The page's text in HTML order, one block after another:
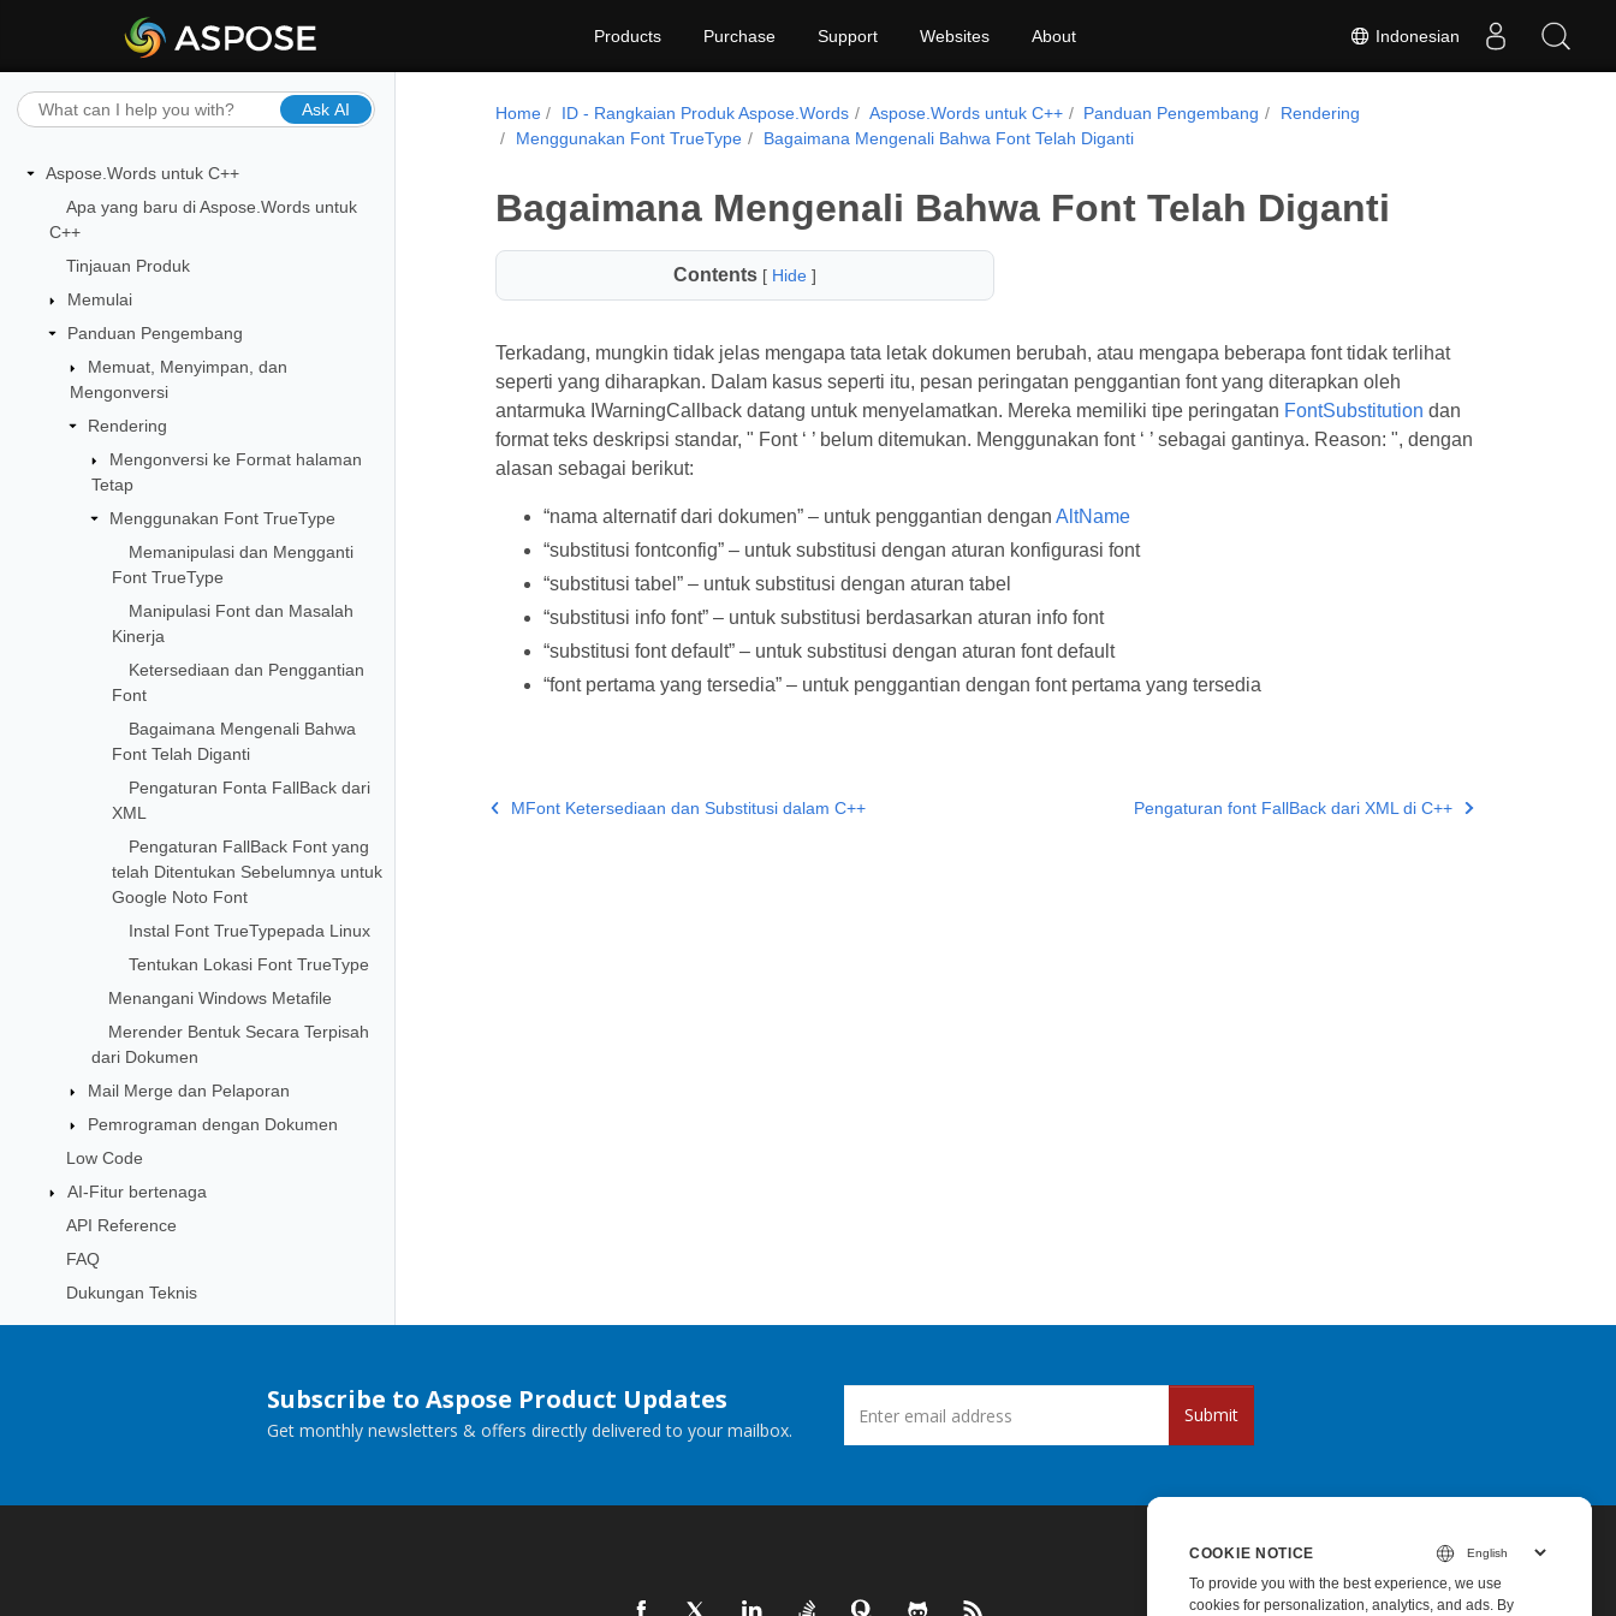
Indonesian
Products Purchase Support Websites About
Ask AI
Aspose.Words untuk C++
Apa yang baru di Aspose.Words untuk
C++
Tinjauan Produk
Memulai
Panduan Pengembang
Memuat, Menyimpan, dan
Mengonversi
Rendering
Mengonversi ke Format halaman
Tetap
Menggunakan Font TrueType
Memanipulasi dan Mengganti
Font TrueType
Manipulasi Font dan Masalah
Kinerja
Ketersediaan dan Penggantian
Font
Bagaimana Mengenali Bahwa
Font Telah Diganti
Pengaturan Fonta FallBack dari
XML
Pengaturan FallBack Font yang
telah Ditentukan Sebelumnya untuk
Google Noto Font
Instal Font TrueTypepada Linux
Tentukan Lokasi Font TrueType
Menangani Windows Metafile
Merender Bentuk Secara Terpisah
dari Dokumen
Mail Merge dan Pelaporan
Pemrograman dengan Dokumen
Low Code
AI-Fitur bertenaga
API Reference
FAQ
Dukungan Teknis
Home ID - Rangkaian Produk Aspose.Words Aspose.Words untuk C++ Panduan Pengembang
Rendering
Menggunakan Font TrueType
Bagaimana Mengenali Bahwa Font Telah Diganti
Bagaimana Mengenali Bahwa Font Telah Diganti
Contents[ Hide ]
Terkadang, mungkin tidak jelas mengapa tata letak dokumen berubah, atau mengapa beberapa font tidak terlihat
seperti yang diharapkan. Dalam kasus seperti itu, pesan peringatan penggantian font yang diterapkan oleh
antarmuka IWarningCallback datang untuk menyelamatkan. Mereka memiliki tipe peringatan FontSubstitution dan
format teks deskripsi standar, " Font ‘ ’ belum ditemukan. Menggunakan font ‘ ’ sebagai gantinya. Reason: ", dengan
alasan sebagai berikut:
“nama alternatif dari dokumen” – untuk penggantian dengan AltName
“substitusi fontconfig” – untuk substitusi dengan aturan konfigurasi font
“substitusi tabel” – untuk substitusi dengan aturan tabel
“substitusi info font” – untuk substitusi berdasarkan aturan info font
“substitusi font default” – untuk substitusi dengan aturan font default
“font pertama yang tersedia” – untuk penggantian dengan font pertama yang tersedia
MFont Ketersediaan dan Substitusi dalam C++ Pengaturan font FallBack dari XML di C++
Subscribe to Aspose Product Updates
Get monthly newsletters & offers directly delivered to your mailbox.
Submit
COOKIE NOTICE
To provide you with the best experience, we use
cookies for personalization, analytics, and ads. By